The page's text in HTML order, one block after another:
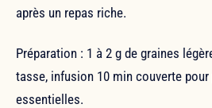
après un repas riche.
Préparation : 1 à 2 g de graines
tasse, infusion 10 min couverte
essentielles.